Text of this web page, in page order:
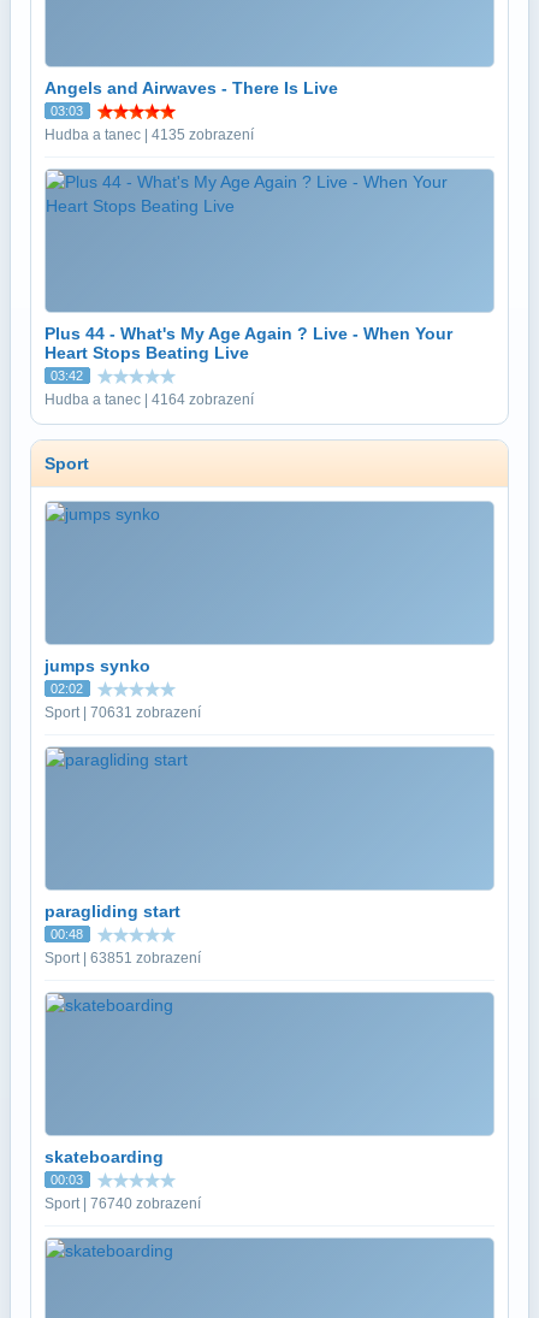
Angels and Airwaves - There Is Live
03:03
Hudba a tanec | 4135 zobrazení
Plus 44 - What's My Age Again ? Live - When Your
Heart Stops Beating Live
03:42
Hudba a tanec | 4164 zobrazení
Sport
jumps synko
02:02
Sport | 70631 zobrazení
paragliding start
00:48
Sport | 63851 zobrazení
skateboarding
00:03
Sport | 76740 zobrazení